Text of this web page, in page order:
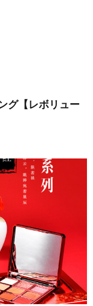
グ【レボリュー